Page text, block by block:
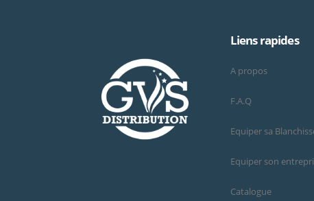
Liens rapides
A propos
F.A.Q
Equiper sa
Equiper son
Catalogue